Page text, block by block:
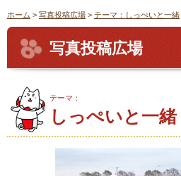
ホーム > 写真投稿広場 > テーマ：しっぺいと一緒
写真投稿広場
テーマ：
しっぺいと一緒